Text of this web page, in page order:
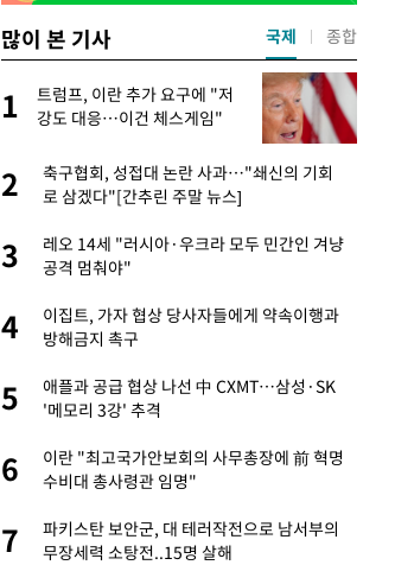
많이 본 기사
1
트럼프, 이란 추가 요구에 "저
강도 대응…이건 체스게임"
2
축구협회, 성접대 논란 사과…"쇄신의 기회
로 삼겠다"[간추린 주말 뉴스]
3
레오 14세 "러시아·우크라 모두 민간인 겨냥
공격 멈춰야"
4
이집트, 가자 협상 당사자들에게 약속이행과
방해금지 촉구
5
애플과 공급 협상 나선 中 CXMT…삼성·SK
'메모리 3강' 추격
6
이란 "최고국가안보회의 사무총장에 前 혁명
수비대 총사령관 임명"
7
파키스탄 보안군, 대 테러작전으로 남서부의
무장세력 소탕전..15명 살해
국제 종합